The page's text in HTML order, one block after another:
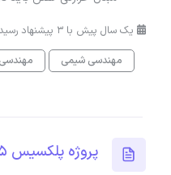
یک سال پیش با 3 پیشنهاد رسیده
مهندسی شیمی
مهندسی
پروژه پلکسیس 115345 /